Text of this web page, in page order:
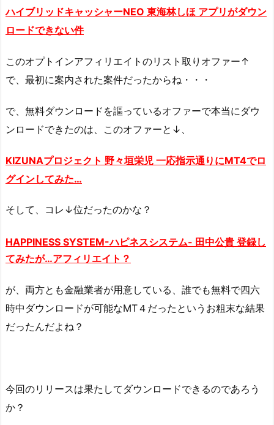
ハイブリッドキャッシャーNEO 東海林しほ アプリがダウン
ロードできない件
このオプトインアフィリエイトのリスト取りオファー↑
で、最初に案内された案件だったからね・・・
で、無料ダウンロードを謳っているオファーで本当にダウ
ンロードできたのは、このオファーと↓、
KIZUNAプロジェクト 野々垣栄児 一応指示通りにMT4でロ
グインしてみた…
そして、コレ↓位だったのかな？
HAPPINESS SYSTEM-ハピネスシステム- 田中公貴 登録し
てみたが…アフィリエイト？
が、両方とも金融業者が用意している、誰でも無料で四六
時中ダウンロードが可能なMT４だったというお粗末な結果
だったんだよね？
今回のリリースは果たしてダウンロードできるのであろう
か？